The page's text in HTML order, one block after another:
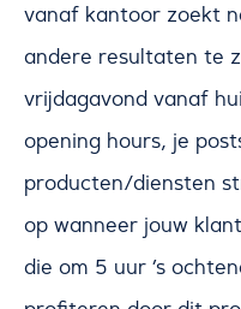
vanaf kantoor zoekt
andere resultaten te
vrijdagavond vanaf
opening hours, je
producten/diensten
op wanneer jouw
die om 5 uur ’s